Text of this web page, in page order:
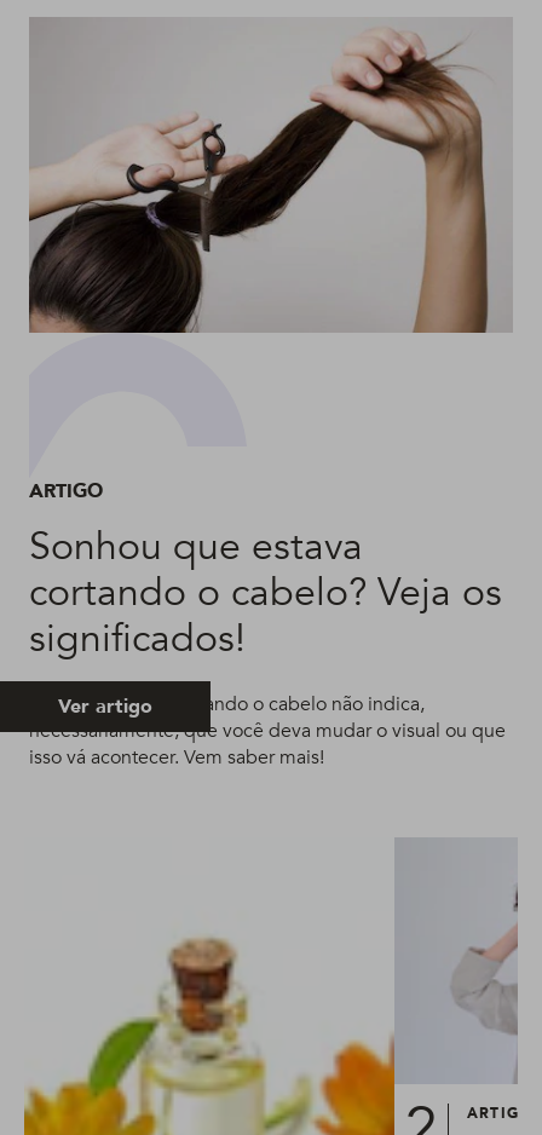
ARTIGO
Sonhou que estava
cortando o cabelo? Veja os
significados!
Sonhar que está cortando o cabelo não indica,
necessariamente, que você deva mudar o visual ou que
isso vá acontecer. Vem saber mais!
Ver artigo
ARTIGO